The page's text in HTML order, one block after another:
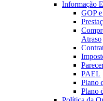
Informação
GOP
Atraso
PAEL
Plano
Plano